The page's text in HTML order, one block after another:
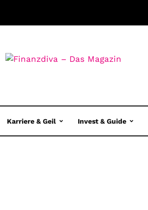
Karriere & Geil Invest & Guide